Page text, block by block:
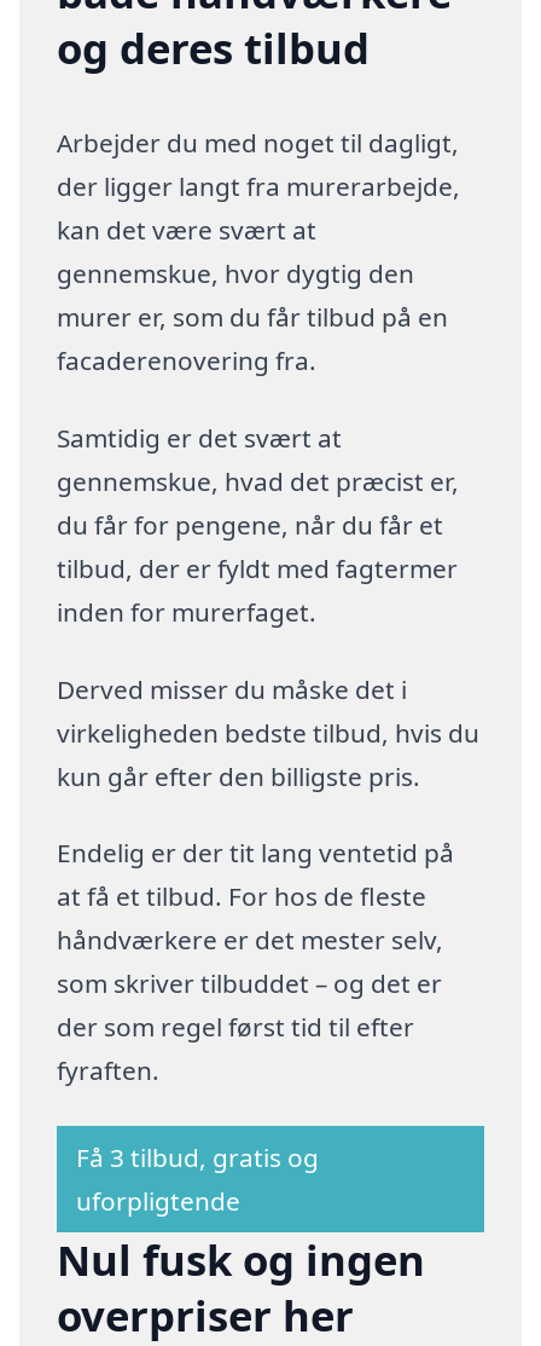
og deres tilbud
Arbejder du med noget til dagligt,
der ligger langt fra murerarbejde,
kan det være svært at
gennemskue, hvor dygtig den
murer er, som du får tilbud på en
facaderenovering fra.
Samtidig er det svært at
gennemskue, hvad det præcist er,
du får for pengene, når du får et
tilbud, der er fyldt med fagtermer
inden for murerfaget.
Derved misser du måske det i
virkeligheden bedste tilbud, hvis du
kun går efter den billigste pris.
Endelig er der tit lang ventetid på
at få et tilbud. For hos de fleste
håndværkere er det mester selv,
som skriver tilbuddet – og det er
der som regel først tid til efter
fyraften.
Få 3 tilbud, gratis og
uforpligtende
Nul fusk og ingen
overpriser her